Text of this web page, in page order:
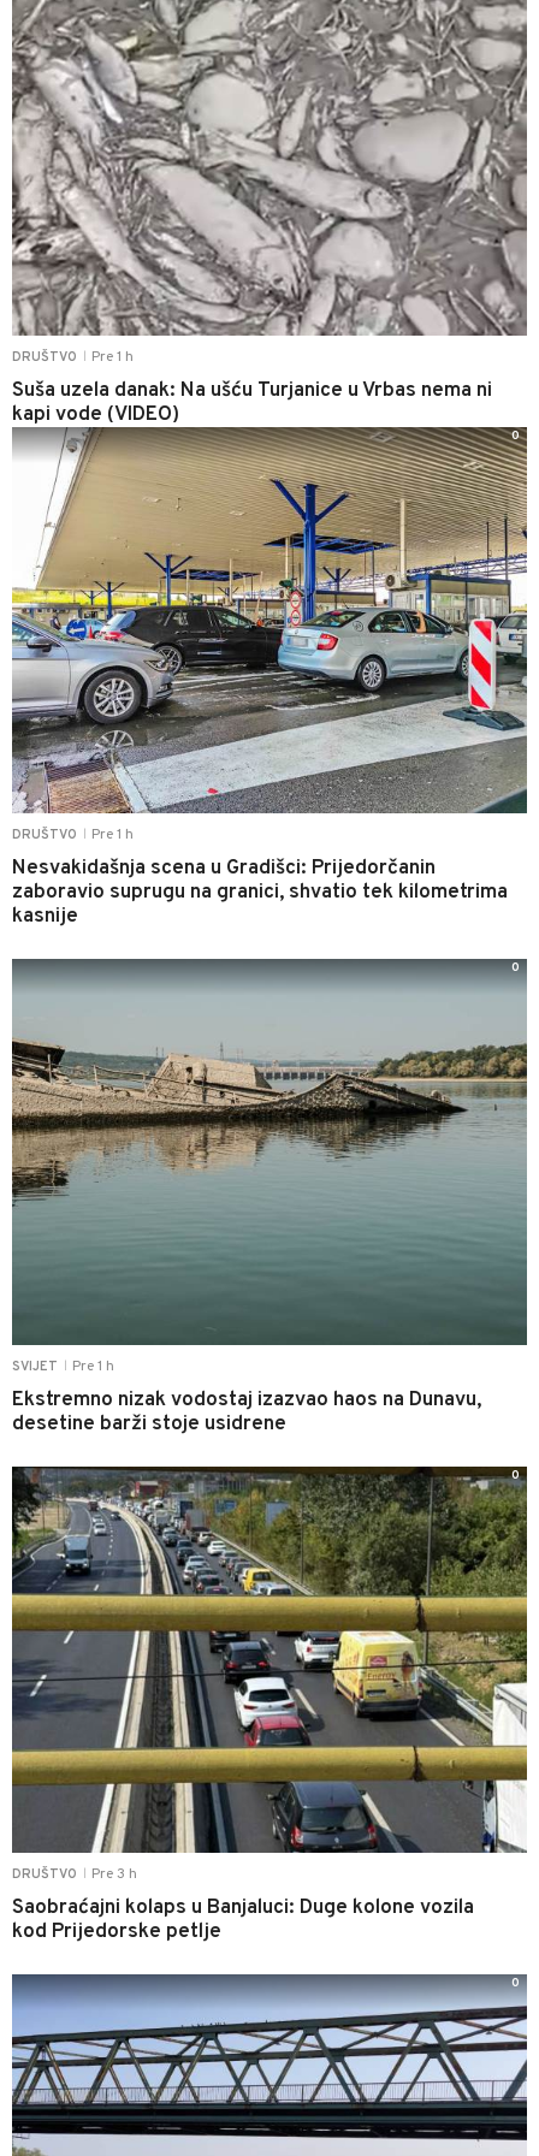
DRUŠTVO Pre 1 h
Suša uzela danak: Na ušću Turjanice u Vrbas nema ni
kapi vode (VIDEO)
DRUŠTVO Pre 1 h
Nesvakidašnja scena u Gradišci: Prijedorčanin
zaboravio suprugu na granici, shvatio tek kilometrima
kasnije
0
SVIJET Pre 1 h
Ekstremno nizak vodostaj izazvao haos na Dunavu,
desetine barži stoje usidrene
0
DRUŠTVO Pre 3 h
Saobraćajni kolaps u Banjaluci: Duge kolone vozila
kod Prijedorske petlje
0
0